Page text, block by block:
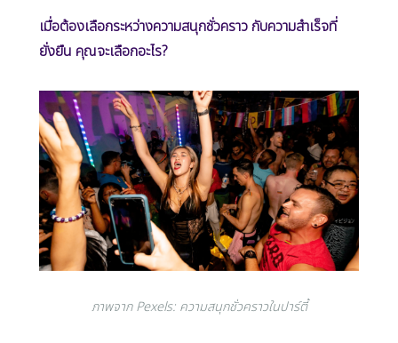
เมื่อต้องเลือกระหว่างความสนุกชั่วคราว กับความสำเร็จที่
ยั่งยืน คุณจะเลือกอะไร?
ภาพจาก Pexels: ความสนุกชั่วคราวในปาร์ตี้